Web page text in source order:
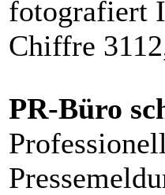
fotografiert
Chiffre
PR-Büro